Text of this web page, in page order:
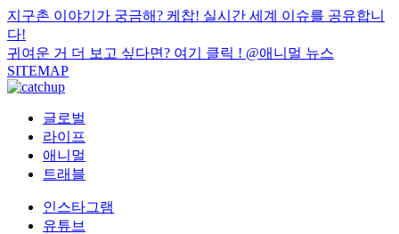
지구촌 이야기가 궁금해? 케찹! 실시간 세계 이슈를 공유합니
다!
귀여운 거 더 보고 싶다면? 여기 클릭 ! @애니멀 뉴스
SITEMAP
글로벌
라이프
애니멀
트래블
인스타그램
유튜브